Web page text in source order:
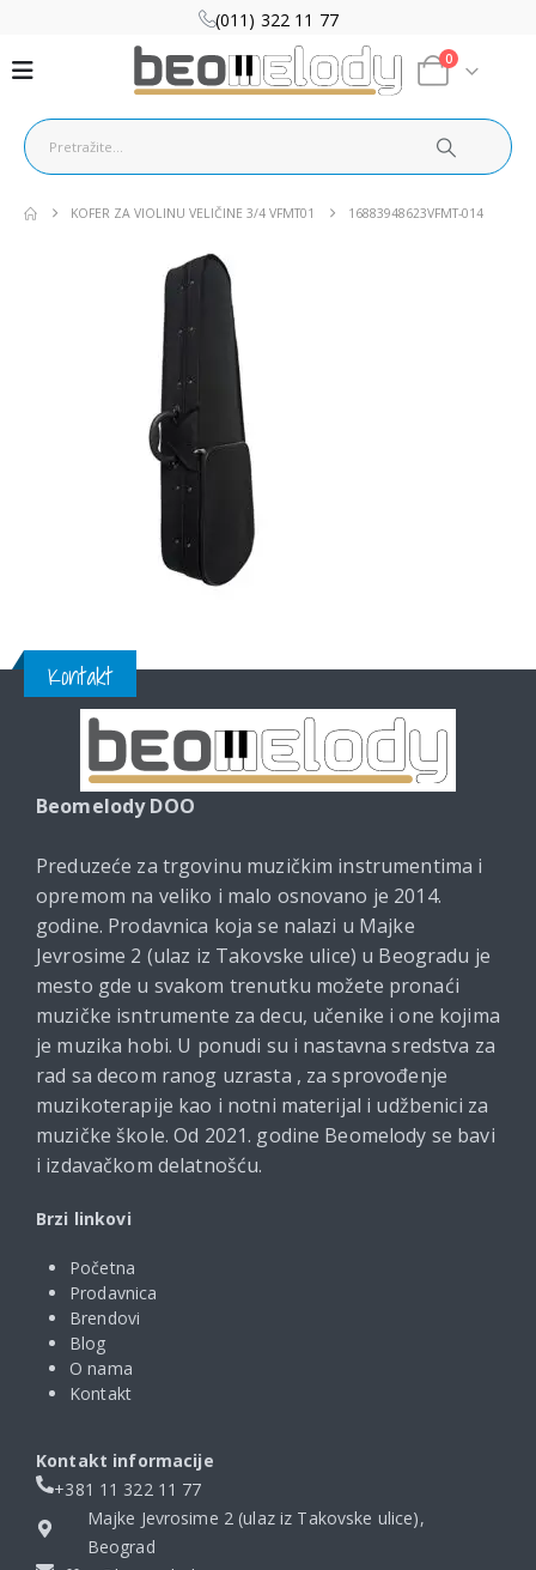
(011) 322 11 77
0
KOFER ZA VIOLINU VELIČINE 3/4 VFMT01 16883948623VFMT-014
Kontakt
Beomelody DOO
Preduzeće za trgovinu muzičkim instrumentima i
opremom na veliko i malo osnovano je 2014.
godine. Prodavnica koja se nalazi u Majke
Jevrosime 2 (ulaz iz Takovske ulice) u Beogradu je
mesto gde u svakom trenutku možete pronaći
muzičke isntrumente za decu, učenike i one kojima
je muzika hobi. U ponudi su i nastavna sredstva za
rad sa decom ranog uzrasta , za sprovođenje
muzikoterapije kao i notni materijal i udžbenici za
muzičke škole. Od 2021. godine Beomelody se bavi
i izdavačkom delatnošću.
Brzi linkovi
Početna
Prodavnica
Brendovi
Blog
O nama
Kontakt
Kontakt informacije
+381 11 322 11 77
Majke Jevrosime 2 (ulaz iz Takovske ulice),
Beograd